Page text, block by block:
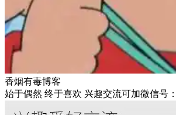
香烟有毒博客
始于偶然 终于喜欢 兴趣交流可加微信号：